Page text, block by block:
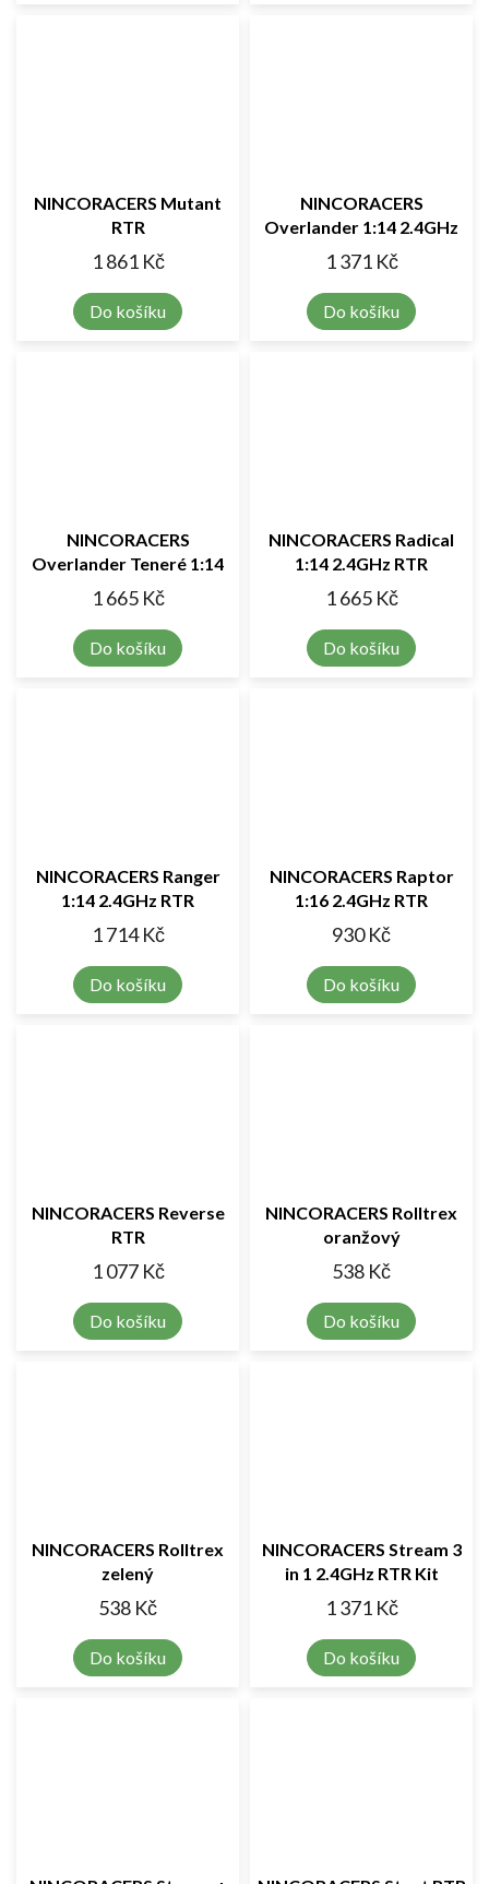
NINCORACERS Mutant
RTR
1 861 Kč
Do košíku
NINCORACERS
Overlander 1:14 2.4GHz
RTR
1 371 Kč
Do košíku
NINCORACERS
Overlander Teneré 1:14
2.4GHz RTR
1 665 Kč
Do košíku
NINCORACERS Radical
1:14 2.4GHz RTR
1 665 Kč
Do košíku
NINCORACERS Ranger
1:14 2.4GHz RTR
1 714 Kč
Do košíku
NINCORACERS Raptor
1:16 2.4GHz RTR
930 Kč
Do košíku
NINCORACERS Reverse
RTR
1 077 Kč
Do košíku
NINCORACERS Rolltrex
oranžový
538 Kč
Do košíku
NINCORACERS Rolltrex
zelený
538 Kč
Do košíku
NINCORACERS Stream 3
in 1 2.4GHz RTR Kit
1 371 Kč
Do košíku